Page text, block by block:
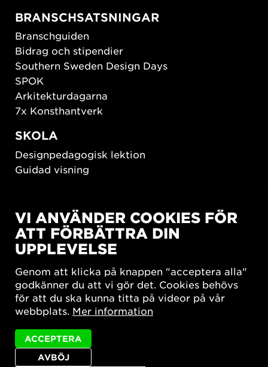
BRANSCHSATSNINGAR
Branschguiden
Bidrag och stipendier
Southern Sweden Design Days
SPOK
Arkitekturdagarna
7x Konsthantverk
SKOLA
Designpedagogisk lektion
Guidad visning
New European Bauhaus
SUSTAINORDIC
Share Future Living
What Matter_s
Integritetspolicy
VI ANVÄNDER COOKIES FÖR
ATT FÖRBÄTTRA DIN
UPPLEVELSE
Genom att klicka på knappen "acceptera alla"
godkänner du att vi gör det. Cookies behövs
för att du ska kunna titta på videor på vår
webbplats. Mer information
AVBÖJ
ACCEPTERA